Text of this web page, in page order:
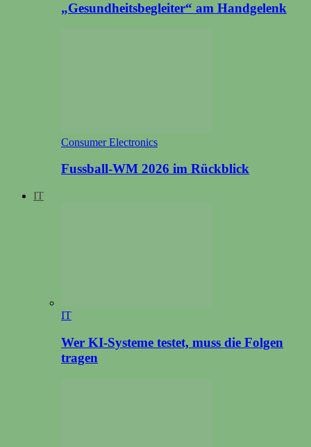
„Gesundheitsbegleiter“ am Handgelenk
Consumer Electronics
Fussball-WM 2026 im Rückblick
IT
IT
Wer KI-Systeme testet, muss die Folgen
tragen